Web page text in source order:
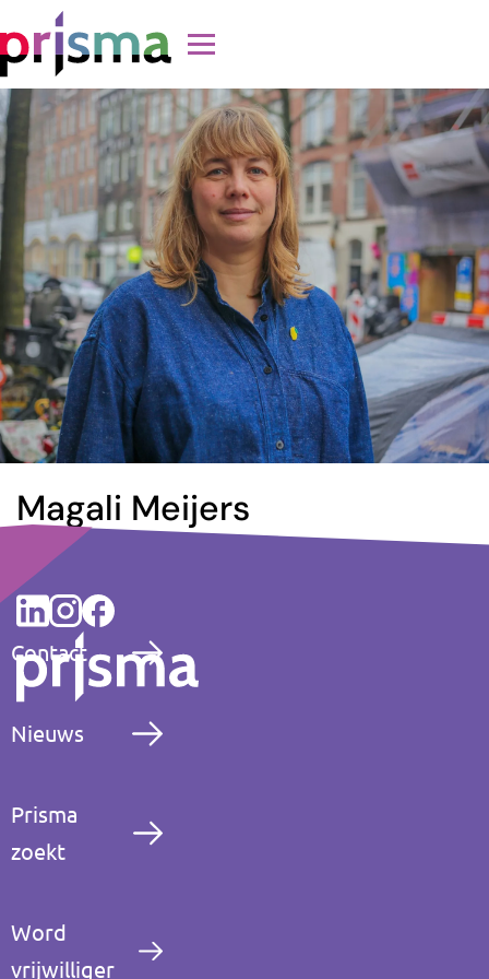
Magali Meijers
Contact
Nieuws
Prisma
zoekt
Word
vrijwilliger